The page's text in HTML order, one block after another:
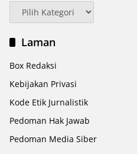
Kategori
Laman
Box Redaksi
Kebijakan Privasi
Kode Etik Jurnalistik
Pedoman Hak Jawab
Pedoman Media Siber